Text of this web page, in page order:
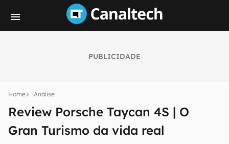
PUBLICIDADE
Home Análise
Review Porsche Taycan 4S | O
Gran Turismo da vida real
notícias e reviews sobre tecnologia em primeira
mão.
E-mail